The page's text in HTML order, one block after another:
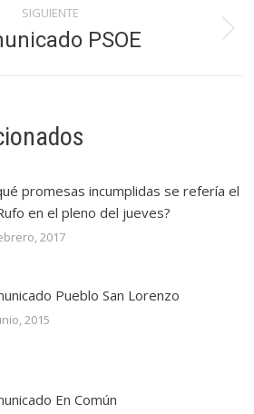
SIGUIENTE
Publicación
PSOE
promesas incumplidas se refería el
en el pleno del jueves?
2017
Pueblo San Lorenzo
2015
En Común